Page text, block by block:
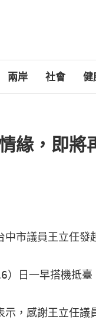
兩岸 社會 健
緣，即將
中市議員王立任
）日一早搭機抵
示，感謝王立任